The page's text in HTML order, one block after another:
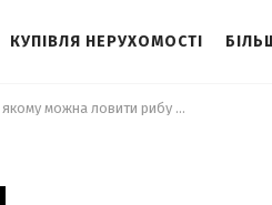
КУПІВЛЯ НЕРУХОМОСТІ
В Австралії побудували дивовижний екодім, у якому можна ловити рибу й збирати овочі: фото